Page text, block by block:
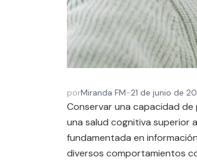
porMiranda FM-21 de junio de
Conservar una capacidad
una salud cognitiva superior
fundamentada en
diversos comportamientos